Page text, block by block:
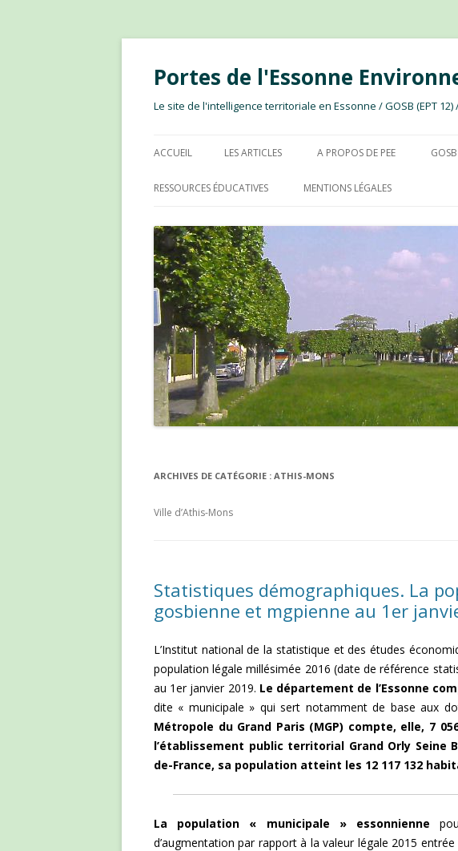
Portes de l'Essonne
Le site de l'intelligence territoriale en Essonne / GOSB (EPT
ACCUEIL LES ARTICLES A PROPOS DE PEE
RESSOURCES ÉDUCATIVES MENTIONS LÉGALES
ARCHIVES DE CATÉGORIE : ATHIS-MONS
Ville d’Athis-Mons
Statistiques démographiques. La
gosbienne et mgpienne au 1er
L’Institut national de la statistique et des études
population légale millésimée 2016 (date de référence
au 1er janvier 2019. Le département de l’Essonne
dite « municipale » qui sert notamment de base aux
Métropole du Grand Paris (MGP) compte, elle, 7
l’établissement public territorial Grand Orly Seine
de-France, sa population atteint les 12 117 132
La population « municipale » essonnienne
d’augmentation par rapport à la valeur légale 2015